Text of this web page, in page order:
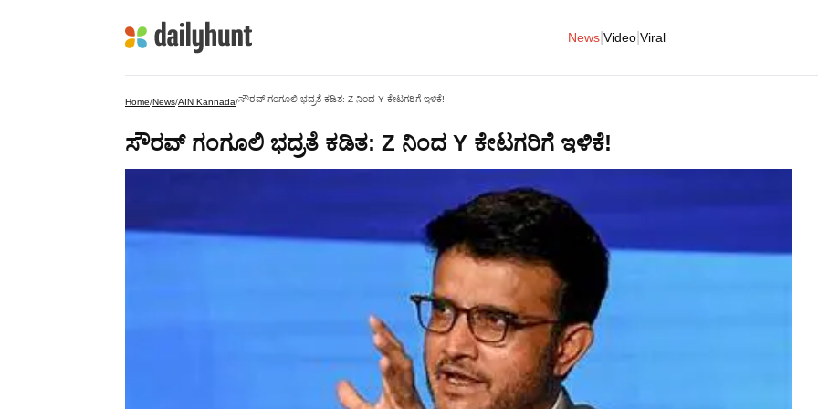
News Video Viral
Home/News/AIN Kannada/ಸೌರವ್ ಗಂಗೂಲಿ ಭದ್ರತೆ ಕಡಿತ: Z ನಿಂದ Y ಕೇಟಗರಿಗೆ ಇಳಿಕೆ!
ಸೌರವ್ ಗಂಗೂಲಿ ಭದ್ರತೆ ಕಡಿತ: Z ನಿಂದ Y ಕೇಟಗರಿಗೆ ಇಳಿಕೆ!